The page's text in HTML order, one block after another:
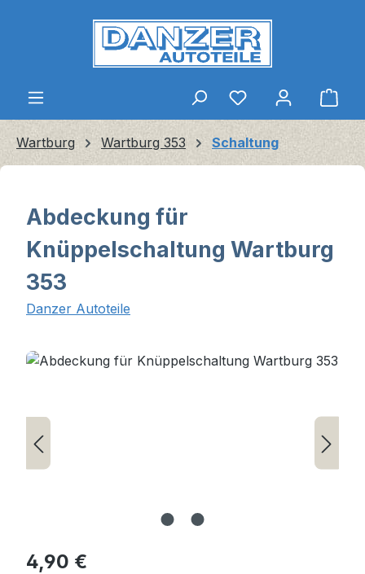
Zum Hauptinhalt springen
Wartburg Wartburg 353 Schaltung
Abdeckung für
Knüppelschaltung Wartburg
353
Danzer Autoteile
Bildergalerie überspringen
Regulärer Preis:
4,90 €